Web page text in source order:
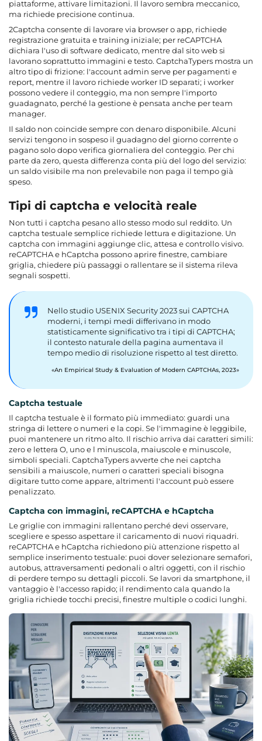
piattaforme, attivare limitazioni. Il lavoro sembra meccanico,
ma richiede precisione continua.
2Captcha consente di lavorare via browser o app, richiede
registrazione gratuita e training iniziale; per reCAPTCHA
dichiara l'uso di software dedicato, mentre dal sito web si
lavorano soprattutto immagini e testo. CaptchaTypers mostra un
altro tipo di frizione: l'account admin serve per pagamenti e
report, mentre il lavoro richiede worker ID separati; i worker
possono vedere il conteggio, ma non sempre l'importo
guadagnato, perché la gestione è pensata anche per team
manager.
Il saldo non coincide sempre con denaro disponibile. Alcuni
servizi tengono in sospeso il guadagno del giorno corrente o
pagano solo dopo verifica giornaliera del conteggio. Per chi
parte da zero, questa differenza conta più del logo del servizio:
un saldo visibile ma non prelevabile non paga il tempo già
speso.
Tipi di captcha e velocità reale
Non tutti i captcha pesano allo stesso modo sul reddito. Un
captcha testuale semplice richiede lettura e digitazione. Un
captcha con immagini aggiunge clic, attesa e controllo visivo.
reCAPTCHA e hCaptcha possono aprire finestre, cambiare
griglia, chiedere più passaggi o rallentare se il sistema rileva
segnali sospetti.
Nello studio USENIX Security 2023 sui CAPTCHA
moderni, i tempi medi differivano in modo
statisticamente significativo tra i tipi di CAPTCHA;
il contesto naturale della pagina aumentava il
tempo medio di risoluzione rispetto al test diretto.
An Empirical Study & Evaluation of Modern CAPTCHAs, 2023
Captcha testuale
Il captcha testuale è il formato più immediato: guardi una
stringa di lettere o numeri e la copi. Se l'immagine è leggibile,
puoi mantenere un ritmo alto. Il rischio arriva dai caratteri simili:
zero e lettera O, uno e l minuscola, maiuscole e minuscole,
simboli speciali. CaptchaTypers avverte che nei captcha
sensibili a maiuscole, numeri o caratteri speciali bisogna
digitare tutto come appare, altrimenti l'account può essere
penalizzato.
Captcha con immagini, reCAPTCHA e hCaptcha
Le griglie con immagini rallentano perché devi osservare,
scegliere e spesso aspettare il caricamento di nuovi riquadri.
reCAPTCHA e hCaptcha richiedono più attenzione rispetto al
semplice inserimento testuale: puoi dover selezionare semafori,
autobus, attraversamenti pedonali o altri oggetti, con il rischio
di perdere tempo su dettagli piccoli. Se lavori da smartphone, il
vantaggio è l'accesso rapido; il rendimento cala quando la
griglia richiede tocchi precisi, finestre multiple o codici lunghi.